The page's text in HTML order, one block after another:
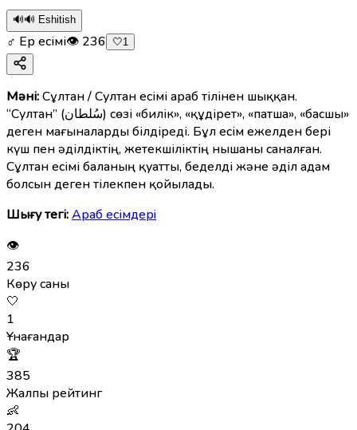
🔊🔊 Eshitish
♂ Ер есімі👁 236 🤍1
Мәні:Сұлтан / Султан есімі араб тілінен шыққан.
“Султан” (سُلطان) сөзі «билік», «құдірет», «патша», «басшы»
деген мағыналарды білдіреді. Бұл есім ежелден бері
күш пен әділдіктің, жетекшіліктің нышаны саналған.
Сұлтан есімі баланың қуатты, беделді және әділ адам
болсын деген тілекпен қойылады.
Шығу тегі:Араб есімдерi
👁
236
Көру саны
🤍
1
Ұнағандар
🏆
385
Жалпы рейтинг
👶